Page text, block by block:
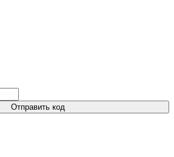
Отправить код